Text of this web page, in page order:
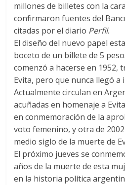
millones de billetes con la
confirmaron fuentes del
citadas por el diario Perfil.
El diseño del nuevo papel
boceto de un billete de 5
comenzó a hacerse en 1952,
Evita, pero que nunca llegó a
Actualmente circulan en
acuñadas en homenaje a
en conmemoración de la
voto femenino, y otra de
medio siglo de la muerte de
El próximo jueves se
años de la muerte de esta
en la historia política